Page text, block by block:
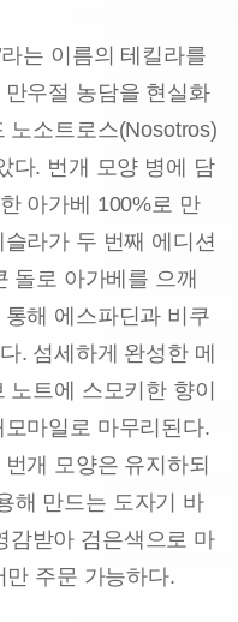
는 이름의 테킬라를
우절 농담을 현실화
노소트로스(Nosotros)
다. 번개 모양 병에 담
아가베 100%로 만
라가 두 번째 에디션
돌로 아가베를 으깨
해 에스파딘과 비쿠
. 섬세하게 완성한 메
트에 스모키한 향이
마일로 마무리된다.
개 모양은 유지하되
해 만드는 도자기 바
감받아 검은색으로 마
만 주문 가능하다.